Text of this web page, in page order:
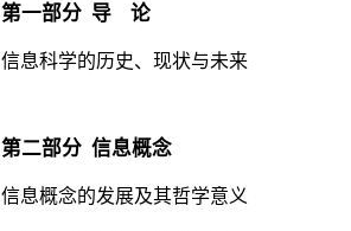
第一部分 导 论
信息科学的历史、现状与未来
第二部分 信息概念
信息概念的发展及其哲学意义